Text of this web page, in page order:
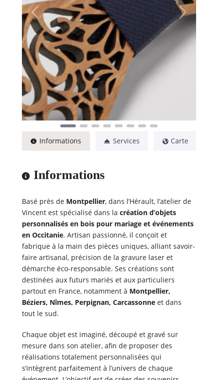
Previous Next
Informations Services Carte
Informations
Basé près de Montpellier, dans l’Hérault, l’atelier de
Vincent est spécialisé dans la création d’objets
personnalisés en bois pour mariage et événements
en Occitanie. Artisan passionné, il conçoit et
fabrique à la main des pièces uniques, alliant savoir-
faire artisanal, précision de la gravure laser et
démarche éco-responsable. Ses créations sont
destinées aux futurs mariés et aux particuliers
partout en France, notamment à Montpellier,
Béziers, Nîmes, Perpignan, Carcassonneet dans
tout le sud.
Chaque objet est imaginé, découpé et gravé sur
mesure dans son atelier, afin de proposer des
réalisations totalement personnalisées qui
s’intègrent parfaitement à l’univers de chaque